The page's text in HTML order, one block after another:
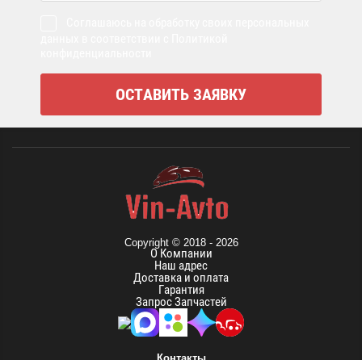
Copyright © 2018 - 2026
О Компании
Наш адрес
Доставка и оплата
Гарантия
Запрос Запчастей